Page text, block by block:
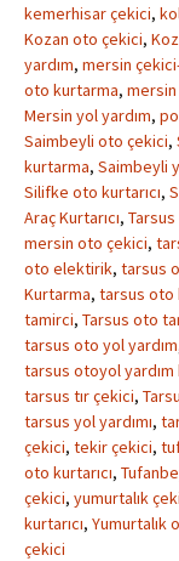
kemerhisar çekici,
Kozan oto çekici,
yardım, mersin
oto kurtarma, mersin
Mersin yol yardım,
Saimbeyli oto çekici,
kurtarma, Saimbeyli
Silifke oto kurtarıcı,
Araç Kurtarıcı,
mersin oto çekici,
oto elektirik, tarsus
Kurtarma, tarsus oto
tamirci, Tarsus oto
tarsus oto yol yardım
tarsus otoyol
tarsus tır çekici,
tarsus yol yardımı,
çekici, tekir çekici,
oto kurtarıcı,
çekici, yumurtalık
kurtarıcı, Yumurtalık
çekici